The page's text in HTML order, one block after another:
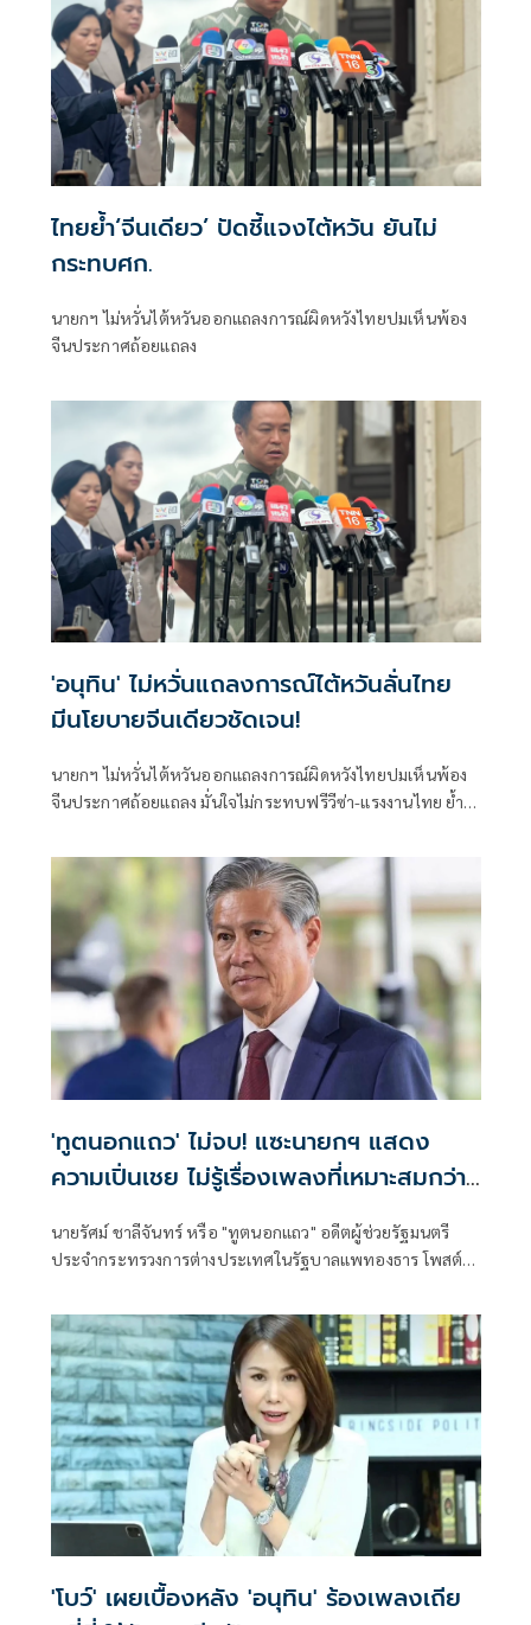
ไทยย้ำ‘จีนเดียว’ ปัดชี้แจงไต้หวัน ยันไม่
กระทบศก.
นายกฯ ไม่หวั่นไต้หวันออกแถลงการณ์ผิดหวังไทยปมเห็นพ้อง
จีนประกาศถ้อยแถลง
'อนุทิน' ไม่หวั่นแถลงการณ์ไต้หวันลั่นไทย
มีนโยบายจีนเดียวชัดเจน!
นายกฯ ไม่หวั่นไต้หวันออกแถลงการณ์ผิดหวังไทยปมเห็นพ้อง
จีนประกาศถ้อยแถลง มั่นใจไม่กระทบฟรีวีซ่า-แรงงานไทย ย้ำ
'ทูตนอกแถว' ไม่จบ! แซะนายกฯ แสดง
ความเปิ่นเชย ไม่รู้เรื่องเพลงที่เหมาะสมกว่า
นายรัศม์ ชาลีจันทร์ หรือ "ทูตนอกแถว" อดีตผู้ช่วยรัฐมนตรี
ประจำกระทรวงการต่างประเทศในรัฐบาลแพทองธาร โพสต์
ไม่ได้อะไร ไม่เป็นอะไรอย่างที่ว่า
'โบว์' เผยเบื้องหลัง 'อนุทิน' ร้องเพลงเถีย